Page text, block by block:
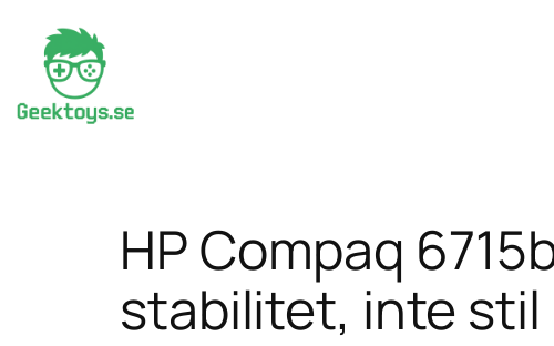
Hoppa
innehåll
HP Compaq
stabilitet, inte stil